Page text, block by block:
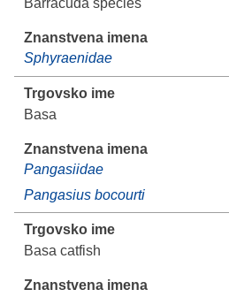
Sphyraenidae
Basa
Pangasiidae
Pangasius bocourti
Basa catfish